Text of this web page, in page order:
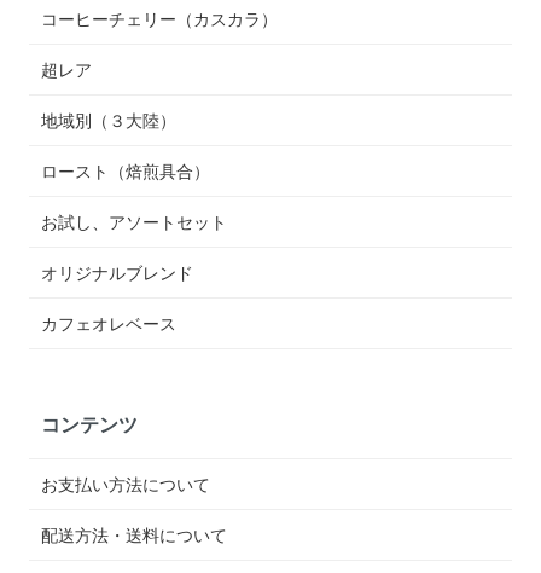
コーヒーチェリー（カスカラ）
超レア
地域別（３大陸）
ロースト（焙煎具合）
お試し、アソートセット
オリジナルブレンド
カフェオレベース
コンテンツ
お支払い方法について
配送方法・送料について